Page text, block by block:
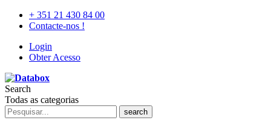
+ 351 21 430 84 00
Contacte-nos !
Login
Obter Acesso
Search
Todas as categorias
search